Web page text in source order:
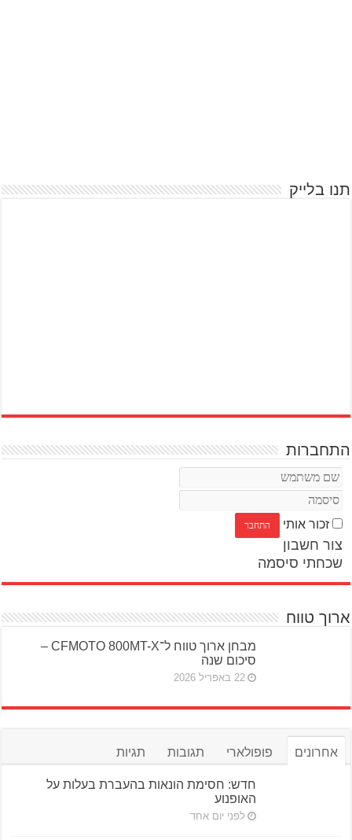
תנו בלייק
התחברות
זכור אותי
צור חשבון
שכחתי סיסמה
ארוך טווח
מבחן ארוך טווח ל־CFMOTO 800MT-X –
סיכום שנה
22 באפריל 2026
אחרונים פופולארי תגובות תגיות
חדש: חסימת הונאות בהעברת בעלות על
האופנוע
לפני יום אחד